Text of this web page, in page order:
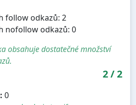
follow odkazů: 2
nofollow odkazů: 0
obsahuje dostatečné množství
2/2
0